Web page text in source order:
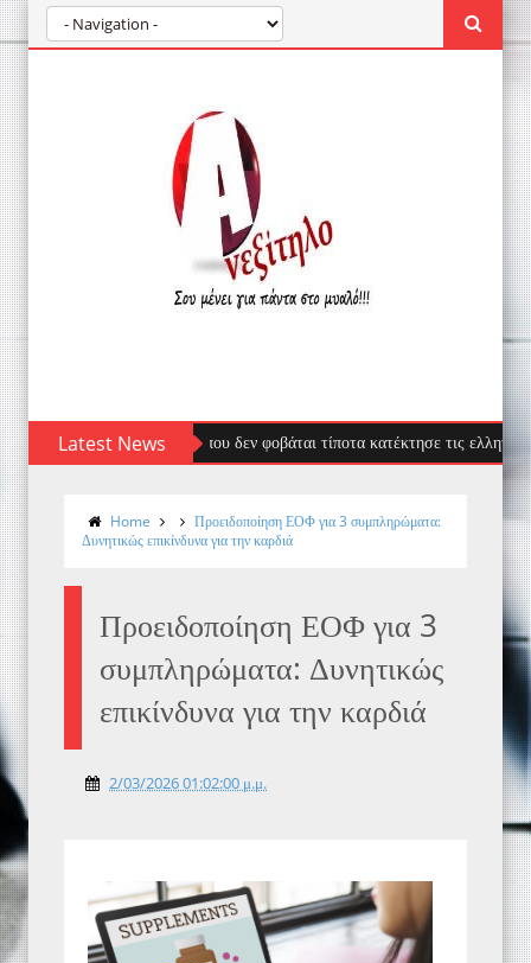
Latest News
Ο επισκέπτης που δεν φοβάται τίποτα κατέκτησε τις ελληνικές
Home
Προειδοποίηση ΕΟΦ για 3 συμπληρώματα:
Δυνητικώς επικίνδυνα για την καρδιά
Προειδοποίηση ΕΟΦ για 3
συμπληρώματα: Δυνητικώς
επικίνδυνα για την καρδιά
2/03/2026 01:02:00 μ.μ.